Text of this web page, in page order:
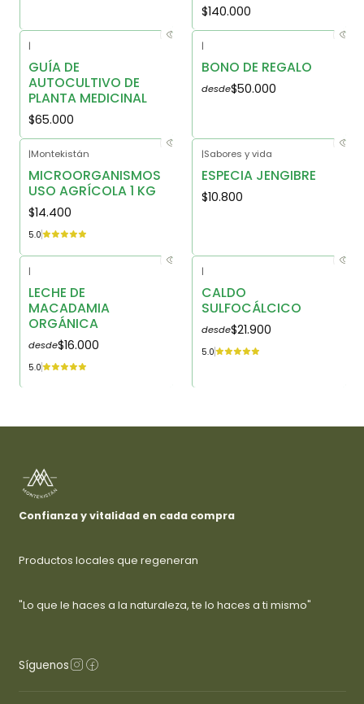
$140.000
|
GUÍA DE
AUTOCULTIVO DE
PLANTA MEDICINAL
$65.000
|
BONO DE REGALO
desde$50.000
|Montekistán
MICROORGANISMOS
USO AGRÍCOLA 1 KG
$14.400
5.0
|Sabores y vida
ESPECIA JENGIBRE
$10.800
|
LECHE DE
MACADAMIA
ORGÁNICA
desde$16.000
5.0
|
CALDO
SULFOCÁLCICO
desde$21.900
5.0
Confianza y vitalidad en cada compra
Productos locales que regeneran
"Lo que le haces a la naturaleza, te lo haces a ti mismo"
Síguenos